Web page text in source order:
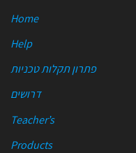
Home
Help
פתרון תקלות טכניות
דרושים
Teacher’s
Products